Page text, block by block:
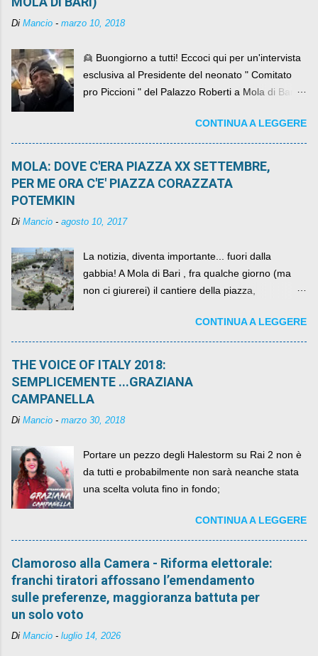
Di Mancio - marzo 10, 2018
👱 Buongiorno a tutti! Eccoci qui per un'intervista
esclusiva al Presidente del neonato " Comitato
pro Piccioni " del Palazzo Roberti a Mola di Bari ,
come definirlo... signor?....CONTINUA A LEGGERE
MOLA: DOVE C'ERA PIAZZA XX SETTEMBRE,
PER ME ORA C'E' PIAZZA CORAZZATA
POTEMKIN
Di Mancio - agosto 10, 2017
La notizia, diventa importante... fuori dalla
gabbia! A Mola di Bari , fra qualche giorno (ma
non ci giurerei) il cantiere della piazza,
per un numero esorbitante di mesi, non ci sarà
più. C'era una volta Piazza XX Settembre ,
CONTINUA A LEGGERE
THE VOICE OF ITALY 2018:
SEMPLICEMENTE ...GRAZIANA
CAMPANELLA
Di Mancio - marzo 30, 2018
Portare un pezzo degli Halestorm su Rai 2 non è
da tutti e probabilmente non sarà neanche stata
una scelta voluta fino in fondo;
CONTINUA A LEGGERE
Clamoroso alla Camera - Riforma elettorale:
franchi tiratori affossano l’emendamento
sulle preferenze, maggioranza battuta per
un solo voto
Di Mancio - luglio 14, 2026